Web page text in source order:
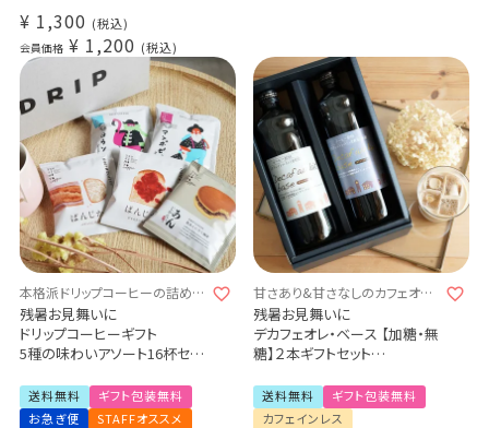
¥ 1,300 税込
会員価格 ¥ 1,200 税込
本格派ドリップコーヒーの詰め合
わせ♪
残暑お見舞いに
ドリップコーヒーギフト
5種の味わいアソート16杯セッ
送料無料
送料無料
ギフト包装無料
お急ぎ便
STAFFオススメ
甘さあり&甘さなしのカフェオレ
の素♪
残暑お見舞いに
デカフェオレ・ベース 【加糖・無
糖】２本ギフトセット
素(l)
送料無料
ギフト包装無料
カフェインレス